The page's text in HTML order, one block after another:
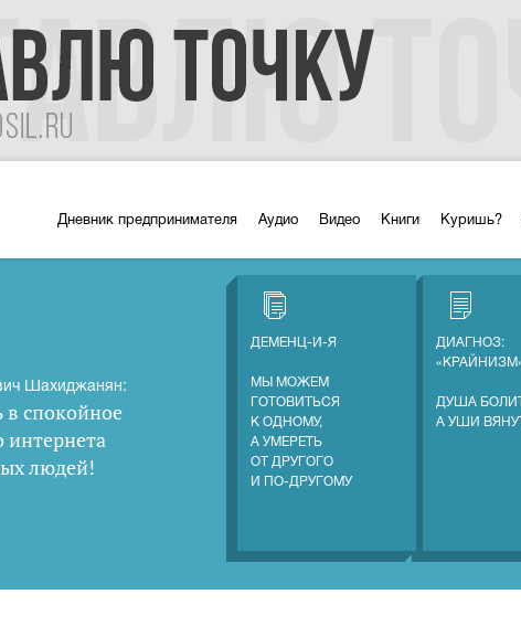
Дневник предпринимателя Аудио Видео Книги Куришь?
Шахиджанян:
в спокойное
интернета
людей!
ДЕМЕНЦ-И-Я
МЫ МОЖЕМ
ГОТОВИТЬСЯ
К ОДНОМУ,
А УМЕРЕТЬ
ОТ ДРУГОГО
И ПО-ДРУГОМУ
ДИАГНОЗ:
ДУША
А УШИ ВЯНУТ